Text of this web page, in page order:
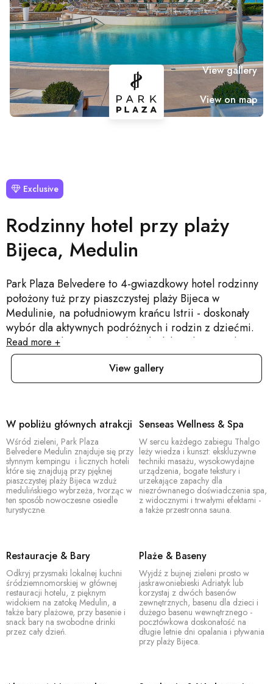
View gallery
View on map
Exclusive
Rodzinny hotel przy plaży
Bijeca, Medulin
Park Plaza Belvedere to 4-gwiazdkowy hotel rodzinny
położony tuż przy piaszczystej plaży Bijeca w
Medulinie, na południowym krańcu Istrii - doskonały
wybór dla aktywnych podróżnych i rodzin z dziećmi.
Popływaj w lazurowym Adriatyku lub wybierz jeden z
dwóch basenów zewnętrznych, basen dla dzieci i duży
basen wewnętrzny, a następnie odpręż się w Senseas
Wellness & Spa z przestronną sauną. Rozbudowany
koszykówkę, wypożyczalnię rowerów, rowery wodne i
wiele więcej, a hotelowa restauracja serwuje lokalną
kuchnię śródziemnomorską z zapierającym dech
widokiem na zatokę Medulin. Idealny na rodzinną
zabawę i jako baza do zwiedzania Istrii, z centrum
Medulina oddalonym zaledwie o 10 minut spacerem.
Read more +
View gallery
W pobliżu głównych atrakcji
Wśród zieleni, Park Plaza
Belvedere Medulin znajduje się przy
słynnym kempingu i licznych hoteli
które się znajdują przy pjęknej
piaszczystej plaży Bijeca wzduż
medulińskiego wybrzeża, tvorząc w
ten sposób nowoczesne osiedle
turystyczne.
Senseas Wellness & Spa
W sercu każdego zabiegu Thalgo
leży wiedza i kunszt: ekskluzywne
techniki masażu, wysokowydajne
urządzenia, bogate tekstury i
urzekające zapachy dla
niezrównanego doświadczenia spa,
z widocznymi i trwałymi efektami -
a także przestronna sauna.
Restauracje & Bary
Odkryj przysmaki lokalnej kuchni
śródziemnomorskiej w głównej
restauracji hotelu, z pięknym
widokiem na zatokę Medulin, a
także bary plażowe, przy basenie i
snack bary na swobodne drinki
przez cały dzień.
Plaże & Baseny
Wyjdź z bujnej zieleni prosto w
jaskrawoniebieski Adriatyk lub
korzystaj z dwóch basenów
zewnętrznych, basenu dla dzieci i
dużego basenu wewnętrznego -
pocztówkowa doskonałość na
długie letnie dni opalania i pływania
przy plaży Bijeca.